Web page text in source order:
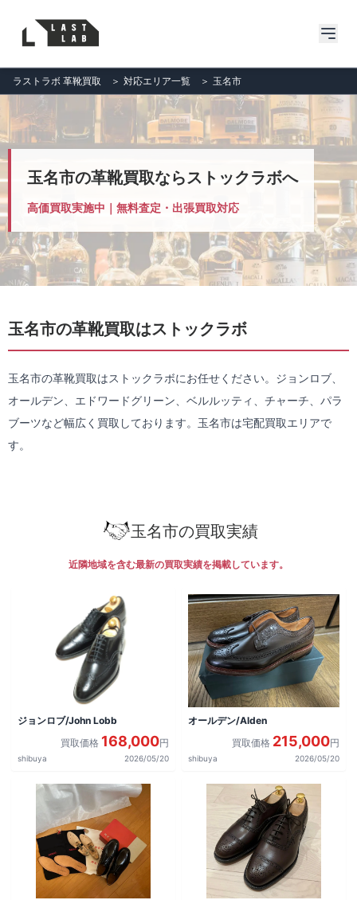
ラストラボ 革靴買取 ＞ 対応エリア一覧 ＞ 玉名市
玉名市の革靴買取ならストックラボへ
高価買取実施中｜無料査定・出張買取対応
玉名市の革靴買取はストックラボ
玉名市の革靴買取はストックラボにお任せください。ジョンロブ、
オールデン、エドワードグリーン、ベルルッティ、チャーチ、パラ
ブーツなど幅広く買取しております。玉名市は宅配買取エリアで
す。
玉名市の買取実績
近隣地域を含む最新の買取実績を掲載しています。
ジョンロブ/John Lobb
買取価格 168,000円
shibuya 2026/05/20
オールデン/Alden
買取価格 215,000円
shibuya 2026/05/20